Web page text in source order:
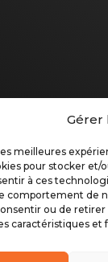
Gérer
meilleures
pour stocker et/
à ces
comportement de
ou de
caractéristiques et
Gestion des